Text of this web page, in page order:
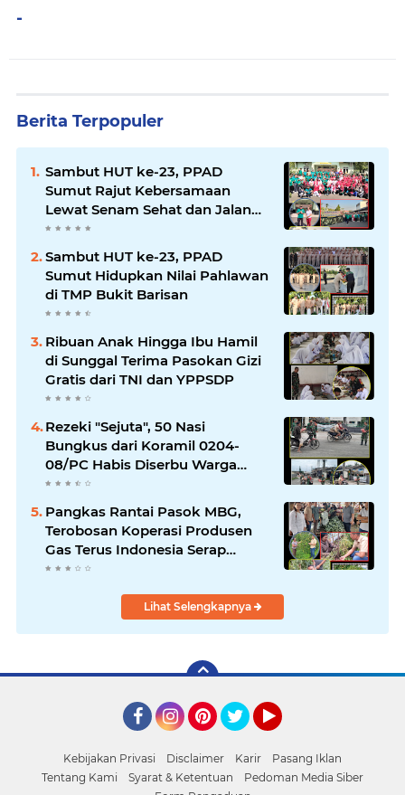
-
Berita Terpopuler
Sambut HUT ke-23, PPAD
Sumut Rajut Kebersamaan
Lewat Senam Sehat dan Jalan
Santai di Mako Bekangdam I/BB
Sambut HUT ke-23, PPAD
Sumut Hidupkan Nilai Pahlawan
di TMP Bukit Barisan
Ribuan Anak Hingga Ibu Hamil
di Sunggal Terima Pasokan Gizi
Gratis dari TNI dan YPPSDP
Rezeki "Sejuta", 50 Nasi
Bungkus dari Koramil 0204-
08/PC Habis Diserbu Warga
Pantai Cermin
Pangkas Rantai Pasok MBG,
Terobosan Koperasi Produsen
Gas Terus Indonesia Serap
Panen Petani
Lihat Selengkapnya
Kebijakan Privasi Disclaimer Karir
Pasang Iklan
Tentang Kami
Syarat & Ketentuan
Pedoman Media Siber